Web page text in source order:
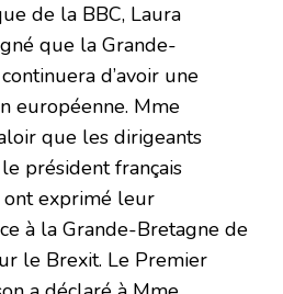
de la BBC, Laura
que la Grande-
d’avoir une
européenne. Mme
que les dirigeants
président français
ont exprimé leur
à la Grande-Bretagne de
le Brexit. Le Premier